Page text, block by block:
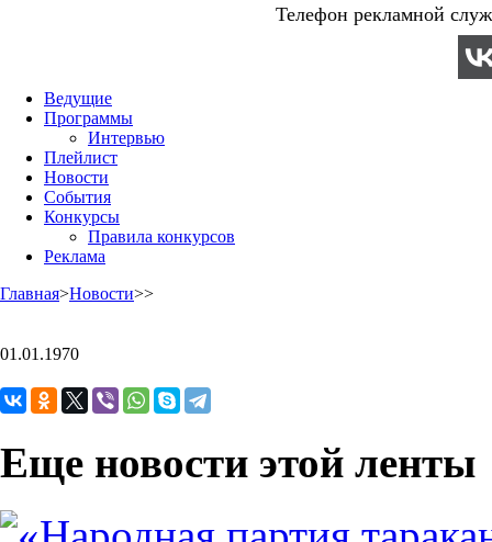
Телефон рекламной
Ведущие
Программы
Интервью
Плейлист
Новости
События
Конкурсы
Правила конкурсов
Реклама
Главная>Новости>>
01.01.1970
Еще новости этой ленты